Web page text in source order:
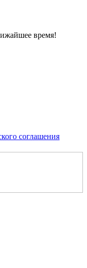
время!
соглашения